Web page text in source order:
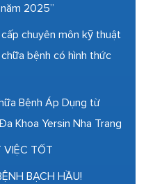
2025”
chuyên môn kỹ thuật
bệnh có hình thức
Bệnh Áp Dụng từ
Khoa Yersin Nha Trang
VIỆC TỐT
BẠCH HẦU!